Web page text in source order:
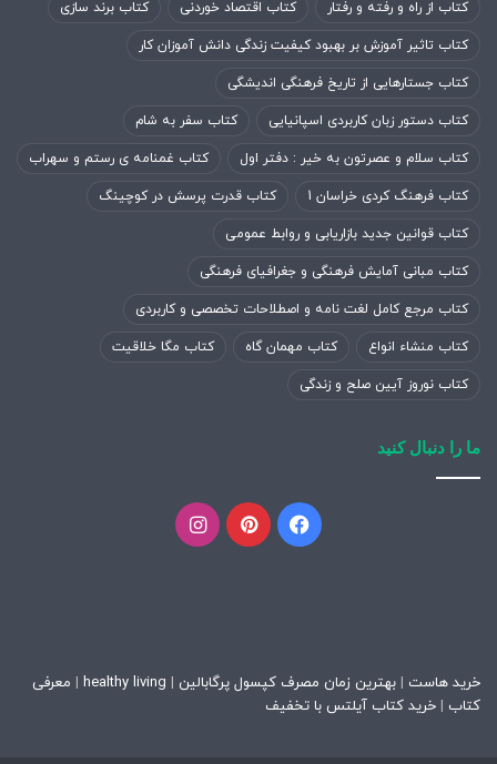
کتاب از راه و رفته و رفتار کتاب اقتصاد خوردنی کتاب برند سازی
کتاب تاثیر آموزش بر بهبود کیفیت زندگی دانش آموزان کار
کتاب جستارهایی از تاریخ فرهنگی اندیشگی
کتاب دستور زبان کاربردی اسپانیایی کتاب سفر به شام
کتاب سلام و عصرتون به خیر : دفتر اول کتاب غمنامه ی رستم و سهراب
کتاب فرهنگ کردی خراسان 1 کتاب قدرت پرسش در کوچینگ
کتاب قوانین جدید بازاریابی و روابط عمومی
کتاب مبانی آمایش فرهنگی و جغرافیای فرهنگی
کتاب مرجع کامل لغت نامه و اصطلاحات تخصصی و کاربردی
کتاب منشاء انواع کتاب مهمان گاه کتاب مگا خلاقیت
کتاب نوروز آیین صلح و زندگی
ما را دنبال کنید
فیسبوکپینتریستاینستاگرام
خرید هاست | بهترین زمان مصرف کپسول پرگابالین |
healthy living
| معرفی
کتاب | خرید کتاب آیلتس با تخفیف